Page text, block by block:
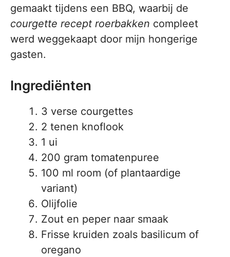
gemaakt tijdens een BBQ, waarbij de
courgette recept roerbakken compleet
werd weggekaapt door mijn hongerige
gasten.
Ingrediënten
3 verse courgettes
2 tenen knoflook
1 ui
200 gram tomatenpuree
100 ml room (of plantaardige
variant)
Olijfolie
Zout en peper naar smaak
Frisse kruiden zoals basilicum of
oregano